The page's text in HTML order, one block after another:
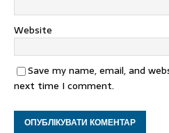
Website
Save my name, email, and
next time I comment.